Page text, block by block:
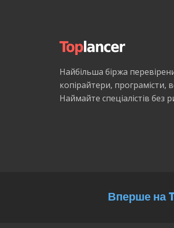
Найбільша біржа
копірайтери,
Наймайте спеціалістів без
Вперше на